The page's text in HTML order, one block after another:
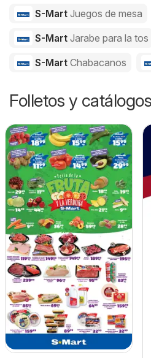
S-Mart Juegos de mesa
S-Mart Jarabe para la tos
S-Mart Chabacanos
Folletos y